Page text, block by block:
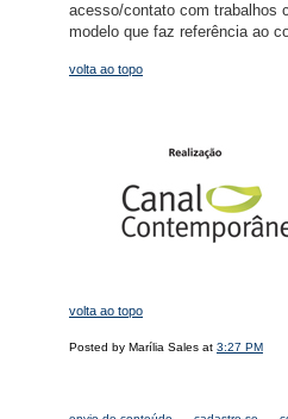
acesso/contato com trabalhos
modelo que faz referência ao
volta ao topo
volta ao topo
Posted by Marília Sales at 3:27 PM